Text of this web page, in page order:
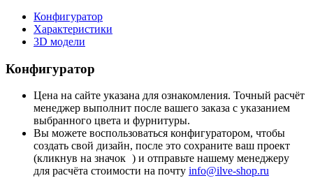
Конфигуратор
Характеристики
3D модели
Конфигуратор
Цена на сайте указана для ознакомления. Точный расчёт
менеджер выполнит после вашего заказа с указанием
выбранного цвета и фурнитуры.
Вы можете воспользоваться конфигуратором, чтобы
создать свой дизайн, после это сохраните ваш проект
(кликнув на значок ) и отправьте нашему менеджеру
для расчёта стоимости на почту info@ilve-shop.ru